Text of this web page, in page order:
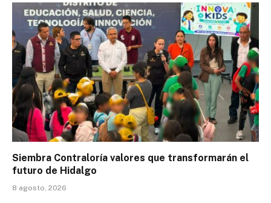
Siembra Contraloría valores que transformarán el
futuro de Hidalgo
8 agosto, 2026